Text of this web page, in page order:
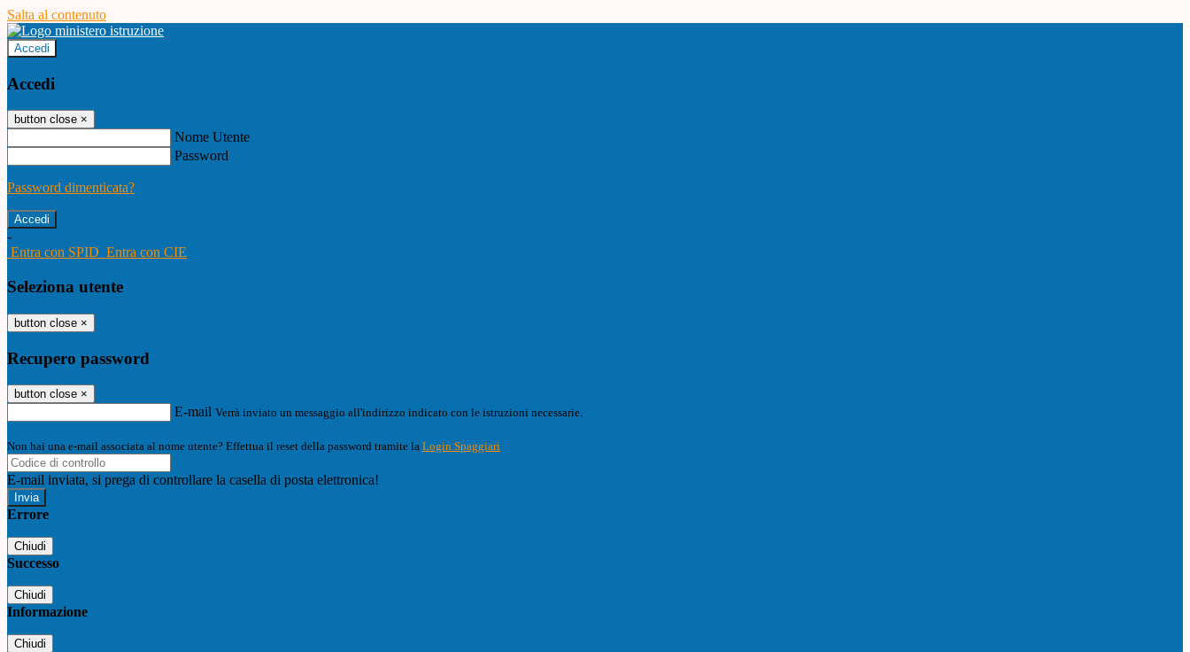
Salta al contenuto
Accedi
Accedi
button close ×
Nome Utente
Password
Password dimenticata?
-
Entra con SPID Entra con CIE
Seleziona utente
button close ×
Recupero password
button close ×
E-mail Verrà inviato un messaggio all'indirizzo indicato con le istruzioni necessarie.
Non hai una e-mail associata al nome utente? Effettua il reset della password tramite la Login Spaggiari
E-mail inviata, si prega di controllare la casella di posta elettronica!
Errore
Chiudi
Successo
Chiudi
Informazione
Chiudi